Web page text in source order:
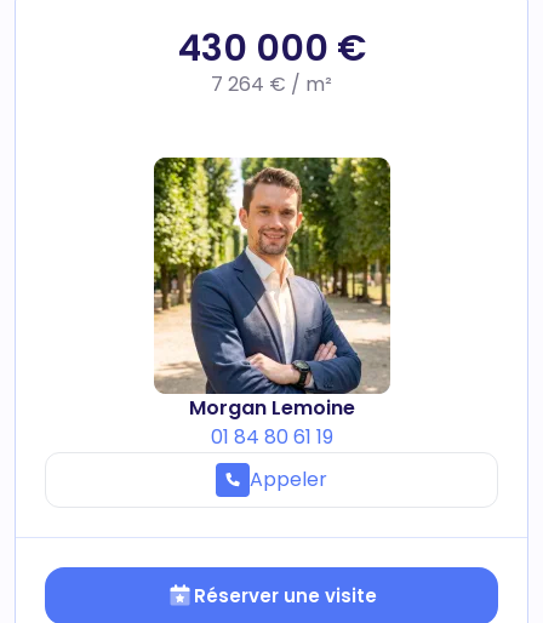
430 000 €
7 264 € / m²
Morgan Lemoine
01 84 80 61 19
Appeler
Réserver une visite